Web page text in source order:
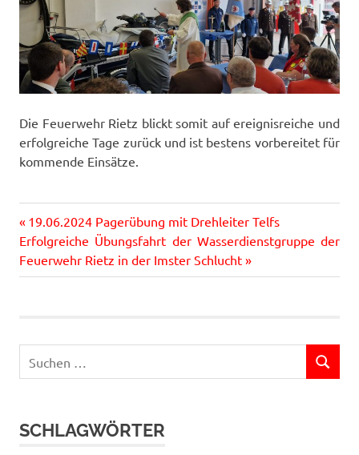
Die Feuerwehr Rietz blickt somit auf ereignisreiche und
erfolgreiche Tage zurück und ist bestens vorbereitet für
kommende Einsätze.
Beitragsnavigation
Vorheriger
Beitrag:
19.06.2024 Pagerübung mit Drehleiter Telfs
Nächster
Beitrag:
Erfolgreiche Übungsfahrt der Wasserdienstgruppe der
Feuerwehr Rietz in der Imster Schlucht
nach:
SUCHEN
SCHLAGWÖRTER